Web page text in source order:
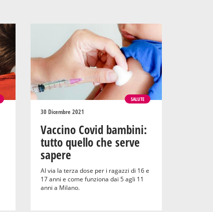
SALUTE
30 Dicembre 2021
Vaccino Covid bambini:
tutto quello che serve
sapere
Al via la terza dose per i ragazzi di 16 e
17 anni e come funziona dai 5 agli 11
anni a Milano.